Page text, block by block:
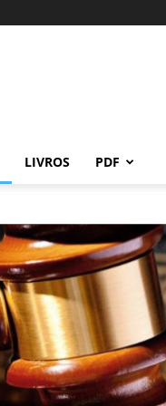
LIVROS PDF